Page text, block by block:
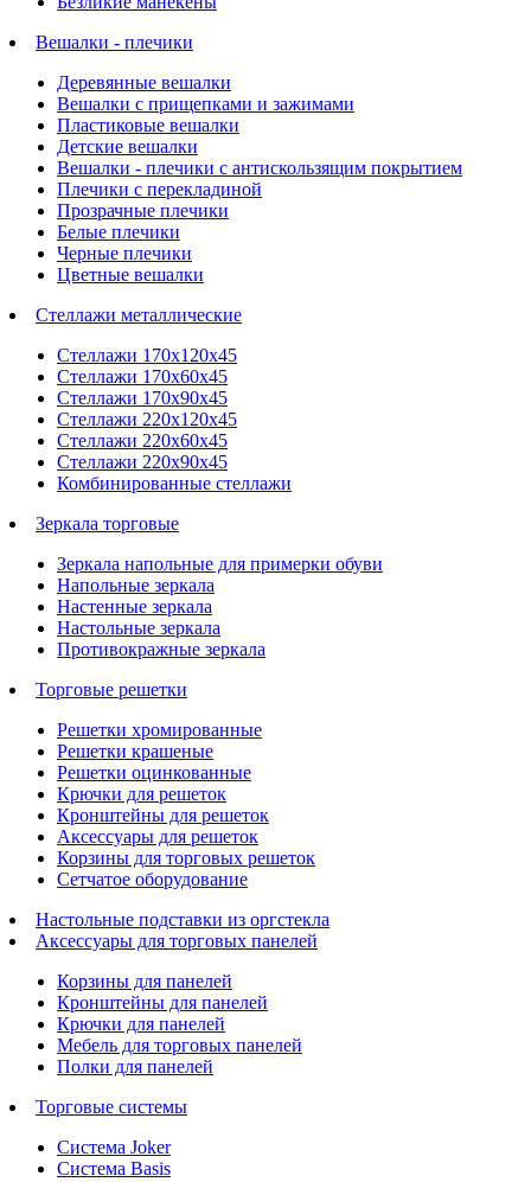
Вешалки - плечики
Деревянные вешалки
Вешалки с прищепками и зажимами
Пластиковые вешалки
Детские вешалки
Вешалки - плечики с антискользящим покрытием
Плечики с перекладиной
Прозрачные плечики
Белые плечики
Черные плечики
Цветные вешалки
Стеллажи металлические
Стеллажи 170х120х45
Стеллажи 170х60х45
Стеллажи 170х90х45
Стеллажи 220х120х45
Стеллажи 220х60х45
Стеллажи 220х90х45
Комбинированные стеллажи
Зеркала торговые
Зеркала напольные для примерки обуви
Напольные зеркала
Настенные зеркала
Настольные зеркала
Противокражные зеркала
Торговые решетки
Решетки хромированные
Решетки крашеные
Решетки оцинкованные
Крючки для решеток
Кронштейны для решеток
Аксессуары для решеток
Корзины для торговых решеток
Сетчатое оборудование
Настольные подставки из оргстекла
Аксессуары для торговых панелей
Корзины для панелей
Кронштейны для панелей
Крючки для панелей
Мебель для торговых панелей
Полки для панелей
Торговые системы
Система Joker
Система Basis